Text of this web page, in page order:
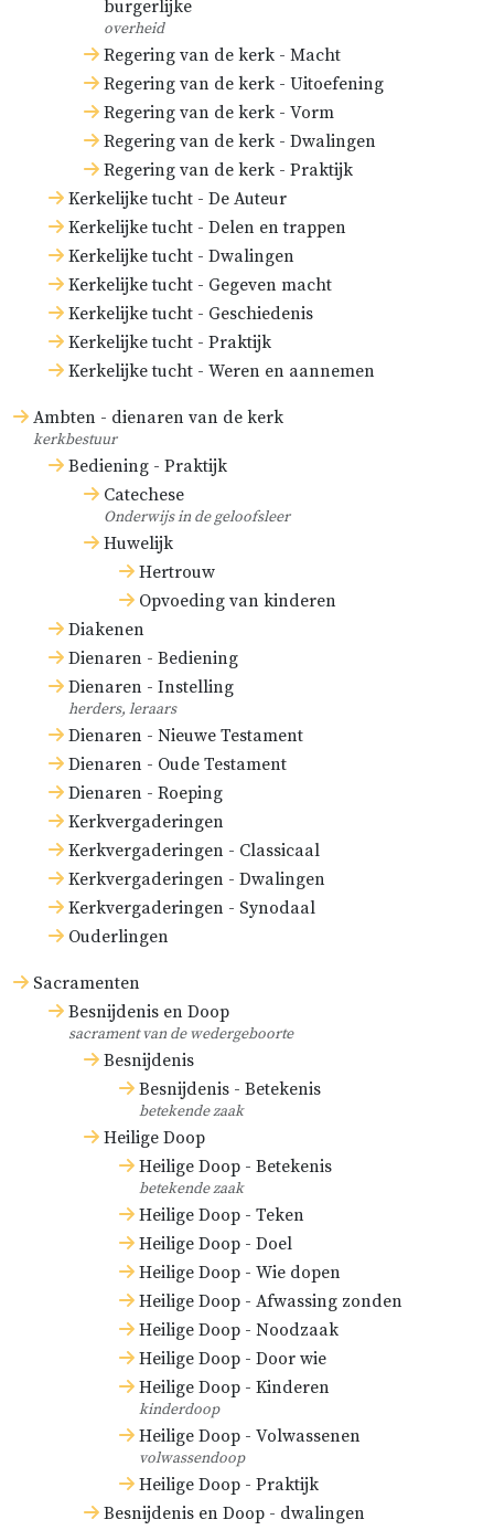
burgerlijke
overheid
Regering van de kerk - Macht
Regering van de kerk - Uitoefening
Regering van de kerk - Vorm
Regering van de kerk - Dwalingen
Regering van de kerk - Praktijk
Kerkelijke tucht - De Auteur
Kerkelijke tucht - Delen en trappen
Kerkelijke tucht - Dwalingen
Kerkelijke tucht - Gegeven macht
Kerkelijke tucht - Geschiedenis
Kerkelijke tucht - Praktijk
Kerkelijke tucht - Weren en aannemen
Ambten - dienaren van de kerk
kerkbestuur
Bediening - Praktijk
Catechese
Onderwijs in de geloofsleer
Huwelijk
Hertrouw
Opvoeding van kinderen
Diakenen
Dienaren - Bediening
Dienaren - Instelling
herders, leraars
Dienaren - Nieuwe Testament
Dienaren - Oude Testament
Dienaren - Roeping
Kerkvergaderingen
Kerkvergaderingen - Classicaal
Kerkvergaderingen - Dwalingen
Kerkvergaderingen - Synodaal
Ouderlingen
Sacramenten
Besnijdenis en Doop
sacrament van de wedergeboorte
Besnijdenis
Besnijdenis - Betekenis
betekende zaak
Heilige Doop
Heilige Doop - Betekenis
betekende zaak
Heilige Doop - Teken
Heilige Doop - Doel
Heilige Doop - Wie dopen
Heilige Doop - Afwassing zonden
Heilige Doop - Noodzaak
Heilige Doop - Door wie
Heilige Doop - Kinderen
kinderdoop
Heilige Doop - Volwassenen
volwassendoop
Heilige Doop - Praktijk
Besnijdenis en Doop - dwalingen